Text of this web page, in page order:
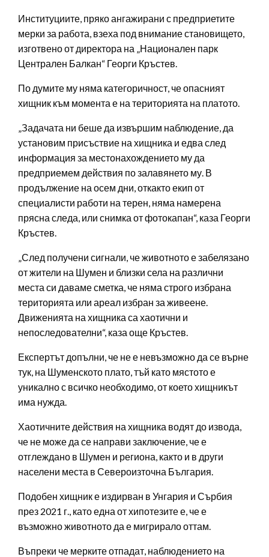
Институциите, пряко ангажирани с предприетите
мерки за работа, взеха под внимание становището,
изготвено от директора на „Национален парк
Централен Балкан“ Георги Кръстев.
По думите му няма категоричност, че опасният
хищник към момента е на територията на платото.
„Задачата ни беше да извършим наблюдение, да
установим присъствие на хищника и едва след
информация за местонахождението му да
предприемем действия по залавянето му. В
продължение на осем дни, откакто екип от
специалисти работи на терен, няма намерена
прясна следа, или снимка от фотокапан“, каза Георги
Кръстев.
„След получени сигнали, че животното е забелязано
от жители на Шумен и близки села на различни
места си даваме сметка, че няма строго избрана
територията или ареал избран за живеене.
Движенията на хищника са хаотични и
непоследователни“, каза още Кръстев.
Експертът допълни, че не е невъзможно да се върне
тук, на Шуменското плато, тъй като мястото е
уникално с всичко необходимо, от което хищникът
има нужда.
Хаотичните действия на хищника водят до извода,
че не може да се направи заключение, че е
отглеждано в Шумен и региона, както и в други
населени места в Североизточна България.
Подобен хищник е издирван в Унгария и Сърбия
през 2021 г., като една от хипотезите е, че е
възможно животното да е мигрирало оттам.
Въпреки че мерките отпадат, наблюдението на